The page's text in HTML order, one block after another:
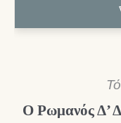
Ο Ρωμανός Δ’